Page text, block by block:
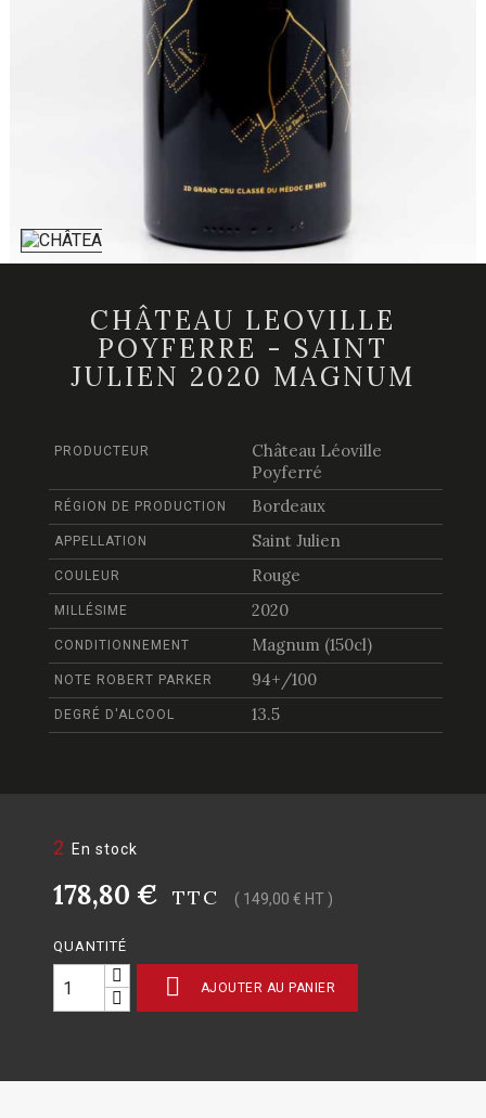
CHÂTEAU LEOVILLE
POYFERRE - SAINT
JULIEN 2020 MAGNUM
PRODUCTEUR
Château Léoville
Poyferré
RÉGION DE PRODUCTION Bordeaux
APPELLATION Saint Julien
COULEUR Rouge
MILLÉSIME 2020
CONDITIONNEMENT Magnum (150cl)
NOTE ROBERT PARKER 94+/100
DEGRÉ D'ALCOOL 13.5
2 En stock
178,80 € TTC ( 149,00 € HT )
QUANTITÉ
 AJOUTER AU PANIER